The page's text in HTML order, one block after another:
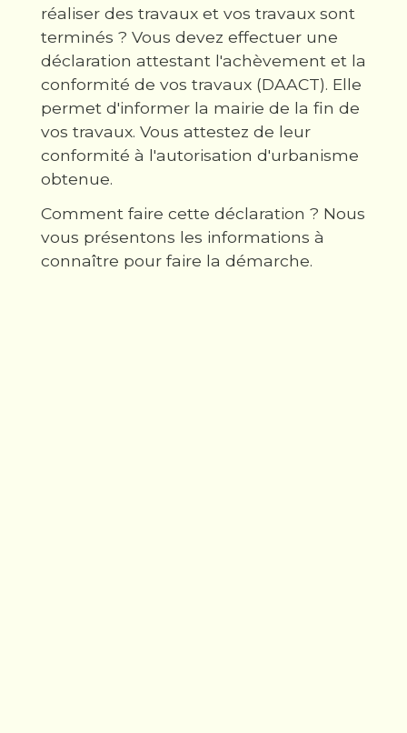
réaliser des travaux et vos travaux sont
terminés ? Vous devez effectuer une
déclaration attestant l'achèvement et la
conformité de vos travaux (DAACT). Elle
permet d'informer la mairie de la fin de
vos travaux. Vous attestez de leur
conformité à l'autorisation d'urbanisme
obtenue.
Comment faire cette déclaration ? Nous
vous présentons les informations à
connaître pour faire la démarche.